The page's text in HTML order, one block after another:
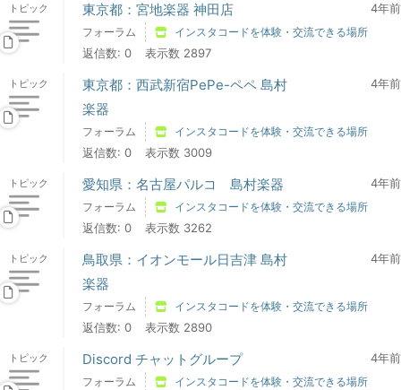
トピック 東京都：宮地楽器 神田店 4年前
フォーラム インスタコードを体験・交流できる場所
返信数: 0 表示数 2897
トピック
東京都：西武新宿PePe-ペペ 島村
楽器
4年前
フォーラム インスタコードを体験・交流できる場所
返信数: 0 表示数 3009
トピック 愛知県：名古屋パルコ 島村楽器 4年前
フォーラム インスタコードを体験・交流できる場所
返信数: 0 表示数 3262
トピック
鳥取県：イオンモール日吉津 島村
楽器
4年前
フォーラム インスタコードを体験・交流できる場所
返信数: 0 表示数 2890
トピック Discord チャットグループ 4年前
フォーラム インスタコードを体験・交流できる場所